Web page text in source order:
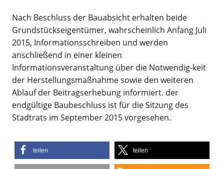
Nach Beschluss der Bauabsicht erhalten beide
Grundstückseigentümer, wahrscheinlich Anfang Juli
2015, Informationsschreiben und werden
anschließend in einer kleinen
Informationsveranstaltung über die Notwendig-keit
der Herstellungsmaßnahme sowie den weiteren
Ablauf der Beitragserhebung informiert. der
endgültige Baubeschluss ist für die Sitzung des
Stadtrats im September 2015 vorgesehen.
teilen teilen